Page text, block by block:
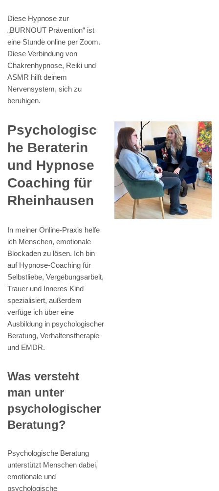
Diese Hypnose zur
„BURNOUT Prävention“ ist
eine Stunde online per Zoom.
Diese Verbindung von
Chakrenhypnose, Reiki und
ASMR hilft deinem
Nervensystem, sich zu
beruhigen.
Psychologisc
he Beraterin
und Hypnose
Coaching für
Rheinhausen
In meiner Online-Praxis helfe
ich Menschen, emotionale
Blockaden zu lösen. Ich bin
auf Hypnose-Coaching für
Selbstliebe, Vergebungsarbeit,
Trauer und Inneres Kind
spezialisiert, außerdem
verfüge ich über eine
Ausbildung in psychologischer
Beratung, Verhaltenstherapie
und EMDR.
Was versteht
man unter
psychologischer
Beratung?
Psychologische Beratung
unterstützt Menschen dabei,
emotionale und
psychologische